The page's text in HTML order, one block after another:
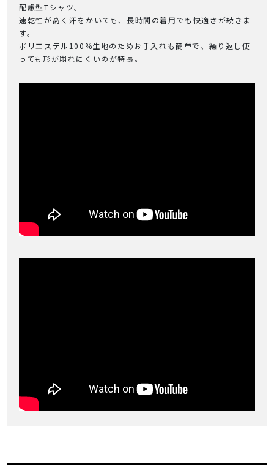
配慮型Tシャツ。
速乾性が高く汗をかいても、長時間の着用でも快適さが続きま
す。
ポリエステル100%生地のためお手入れも簡単で、繰り返し使
っても形が崩れにくいのが特長。